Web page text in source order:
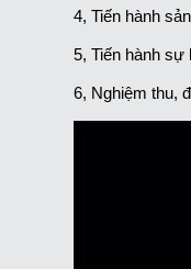
4, Tiến hành
5, Tiến hành sự
6, Nghiệm thu,